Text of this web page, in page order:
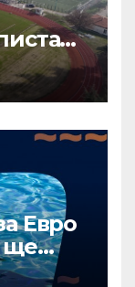
чрез
Евро
ще